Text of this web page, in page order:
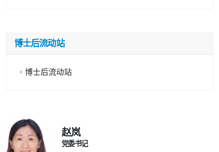
博士后流动站
博士后流动站
赵岚
党委书记